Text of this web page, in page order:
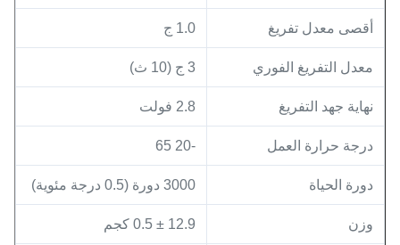
أقصى معدل تفريغ 1.0 ج
معدل التفريغ الفوري 3 ج (10 ث)
نهاية جهد التفريغ 2.8 فولت
درجة حرارة العمل -20 65
دورة الحياة 3000 دورة (0.5 درجة مئوية)
وزن 12.9 ± 0.5 كجم